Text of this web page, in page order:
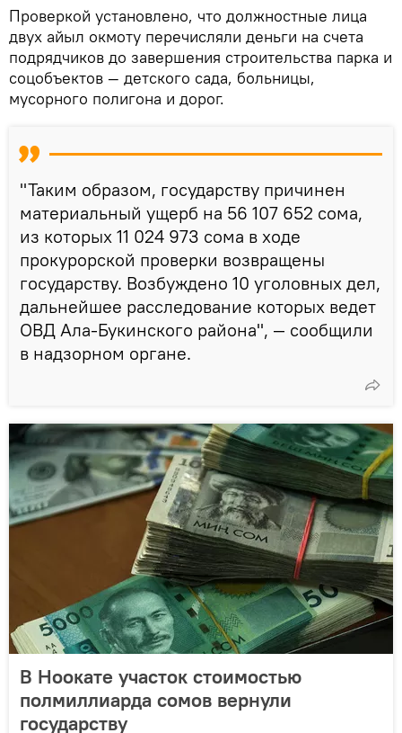
Проверкой установлено, что должностные лица
двух айыл окмоту перечисляли деньги на счета
подрядчиков до завершения строительства парка и
соцобъектов — детского сада, больницы,
мусорного полигона и дорог.
"Таким образом, государству причинен
материальный ущерб на 56 107 652 сома,
из которых 11 024 973 сома в ходе
прокурорской проверки возвращены
государству. Возбуждено 10 уголовных дел,
дальнейшее расследование которых ведет
ОВД Ала-Букинского района", — сообщили
в надзорном органе.
В Ноокате участок стоимостью
полмиллиарда сомов вернули
государству